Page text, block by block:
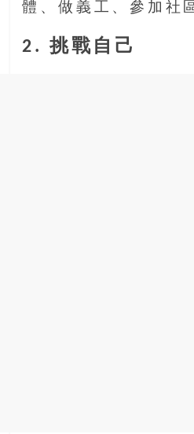
體、做義工、參加社
2. 挑戰自己